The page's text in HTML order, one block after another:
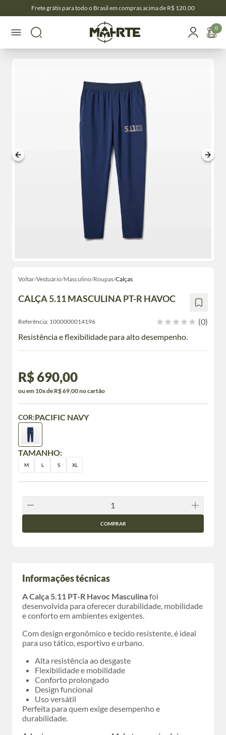
Frete grátis para todo o Brasil em compras acima de R$ 120,00
0
Voltar/Vestuário/Masculino/Roupas/Calças
CALÇA 5.11 MASCULINA PT-R HAVOC
Referência: 1000000014196
(0)
Resistência e flexibilidade para alto desempenho.
R$ 690,00
ou em 10x de R$ 69,00 no cartão
TAMANHO:
M L S XL
COR:PACIFIC NAVY
COMPRAR
Informações técnicas
A Calça 5.11 PT-R Havoc Masculinafoi
desenvolvida para oferecer durabilidade, mobilidade
e conforto em ambientes exigentes.
Com design ergonômico e tecido resistente, é ideal
para uso tático, esportivo e urbano.
Alta resistência ao desgaste
Flexibilidade e mobilidade
Conforto prolongado
Design funcional
Uso versátil
Perfeita para quem exige desempenho e
durabilidade.